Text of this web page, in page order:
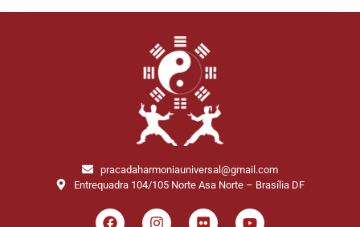
pracadaharmoniauniversal@gmail.com
Entrequadra 104/105 Norte Asa Norte – Brasília DF